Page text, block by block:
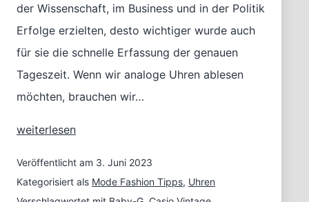
der Wissenschaft, im Business und in der Politik
Erfolge erzielten, desto wichtiger wurde auch
für sie die schnelle Erfassung der genauen
Tageszeit. Wenn wir analoge Uhren ablesen
möchten, brauchen wir…
Digitaluhren
Damen:
Trend
mit
weiterlesen
Veröffentlicht am 3. Juni 2023
Kategorisiert als Mode Fashion Tipps, Uhren